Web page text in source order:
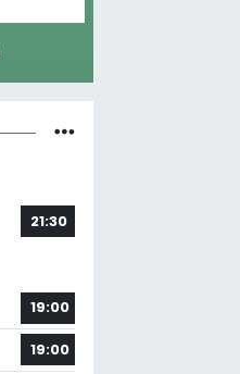
21:30
19:00
19:00